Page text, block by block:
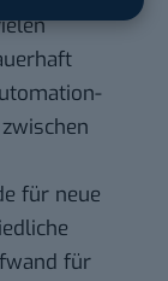
für neue
für